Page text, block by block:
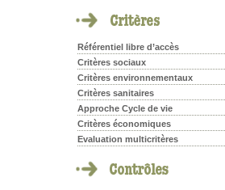
Référentiel libre d’accès
Critères sociaux
Critères environnementaux
Critères sanitaires
Approche Cycle de vie
Critères économiques
Evaluation multicritères